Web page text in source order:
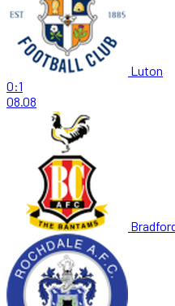
Luton
0:1
08.08